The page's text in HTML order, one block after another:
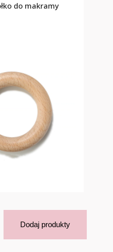
do makramy
Dodaj produkty